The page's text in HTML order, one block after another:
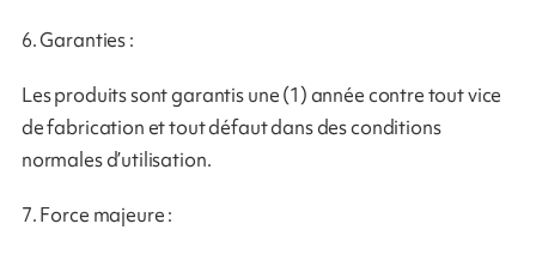
6. Garanties :
Les produits sont garantis une (1) année contre tout vice
de fabrication et tout défaut dans des conditions
normales d’utilisation.
7. Force majeure :